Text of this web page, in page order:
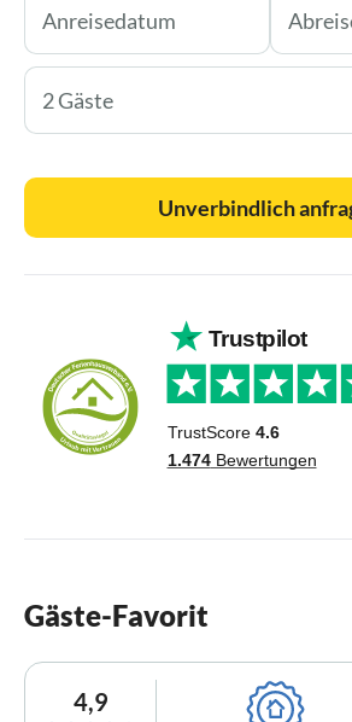
2 Gäste
Unverbindlich
Gäste-Favorit
4,9